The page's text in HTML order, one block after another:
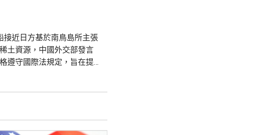
接近日方基於南鳥島所主張
土資源，中國外交部發言
遵守國際法規定，旨在提